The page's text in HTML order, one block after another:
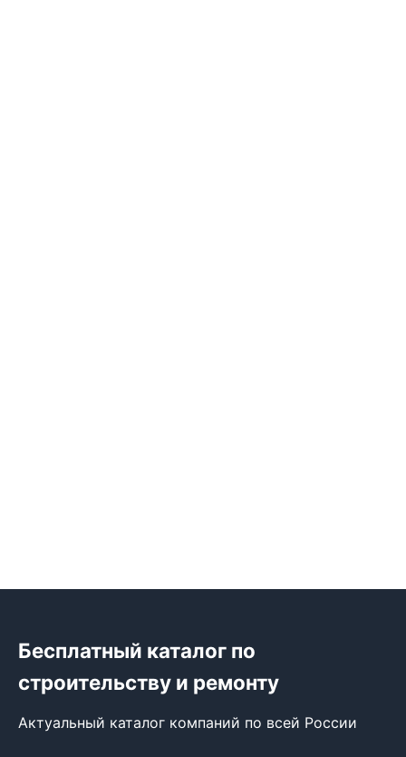
Бесплатный каталог по
строительству и ремонту
Актуальный каталог компаний по всей России